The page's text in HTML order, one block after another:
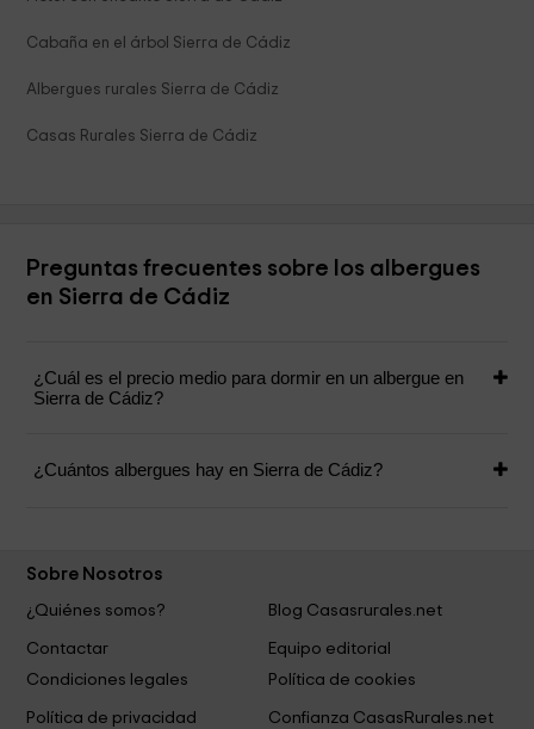
Cabaña en el árbol Sierra de Cádiz
Albergues rurales Sierra de Cádiz
Casas Rurales Sierra de Cádiz
Preguntas frecuentes sobre los albergues
en Sierra de Cádiz
¿Cuál es el precio medio para dormir en un albergue en
Sierra de Cádiz?
¿Cuántos albergues hay en Sierra de Cádiz?
Sobre Nosotros
¿Quiénes somos?
Blog Casasrurales.net
Contactar
Equipo editorial
Condiciones legales
Política de cookies
Política de privacidad Confianza CasasRurales.net